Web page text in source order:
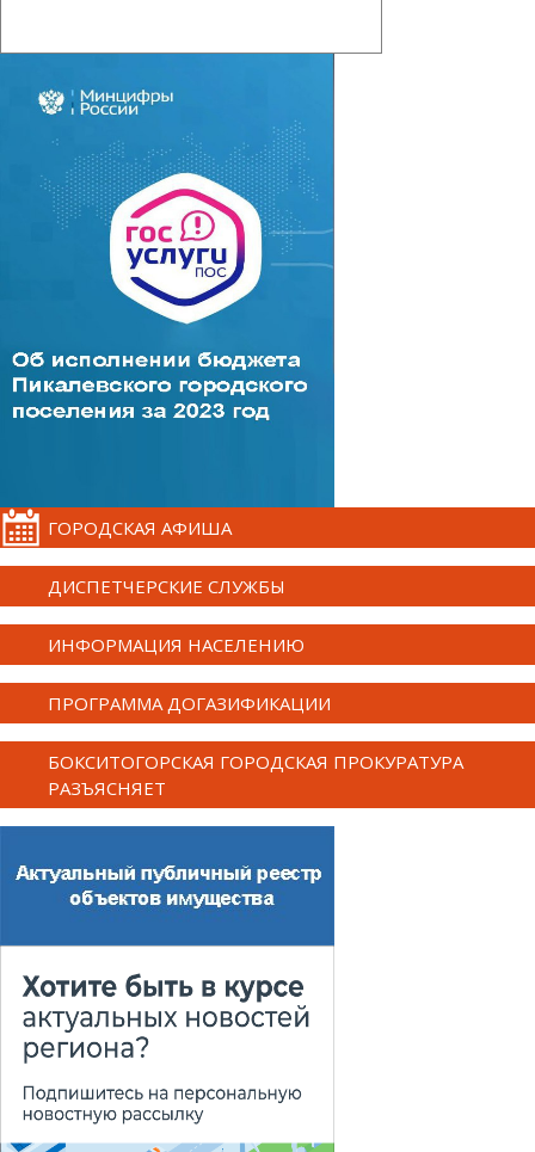
ГОРОДСКАЯ АФИША
ДИСПЕТЧЕРСКИЕ СЛУЖБЫ
ИНФОРМАЦИЯ НАСЕЛЕНИЮ
ПРОГРАММА ДОГАЗИФИКАЦИИ
БОКСИТОГОРСКАЯ ГОРОДСКАЯ ПРОКУРАТУРА
РАЗЪЯСНЯЕТ